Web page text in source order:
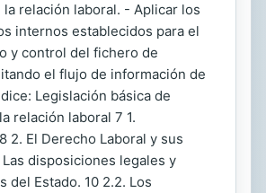
relación laboral. - Aplicar los
internos establecidos para el
y control del fichero de
el flujo de información de
Legislación básica de
relación laboral 7 1.
2. El Derecho Laboral y sus
Las disposiciones legales y
del Estado. 10 2.2. Los